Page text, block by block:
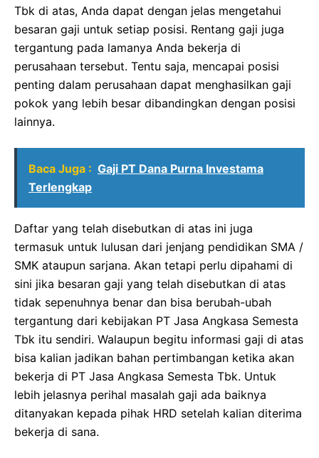
Tbk di atas, Anda dapat dengan jelas mengetahui
besaran gaji untuk setiap posisi. Rentang gaji juga
tergantung pada lamanya Anda bekerja di
perusahaan tersebut. Tentu saja, mencapai posisi
penting dalam perusahaan dapat menghasilkan gaji
pokok yang lebih besar dibandingkan dengan posisi
lainnya.
Baca Juga : Gaji PT Dana Purna Investama
Terlengkap
Daftar yang telah disebutkan di atas ini juga
termasuk untuk lulusan dari jenjang pendidikan SMA /
SMK ataupun sarjana. Akan tetapi perlu dipahami di
sini jika besaran gaji yang telah disebutkan di atas
tidak sepenuhnya benar dan bisa berubah-ubah
tergantung dari kebijakan PT Jasa Angkasa Semesta
Tbk itu sendiri. Walaupun begitu informasi gaji di atas
bisa kalian jadikan bahan pertimbangan ketika akan
bekerja di PT Jasa Angkasa Semesta Tbk. Untuk
lebih jelasnya perihal masalah gaji ada baiknya
ditanyakan kepada pihak HRD setelah kalian diterima
bekerja di sana.